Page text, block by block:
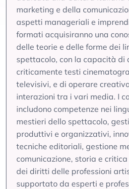
marketing e della
aspetti manageriali e
formati acquisiranno una
delle teorie e delle forme dei
spettacolo, con la capacità di
criticamente testi
televisivi, e di operare
interazioni tra i vari media. I
includono competenze nei
mestieri dello spettacolo,
produttivi e organizzativi,
tecniche editoriali, gestione
comunicazione, storia e
dei diritti delle professioni
supportato da esperti e